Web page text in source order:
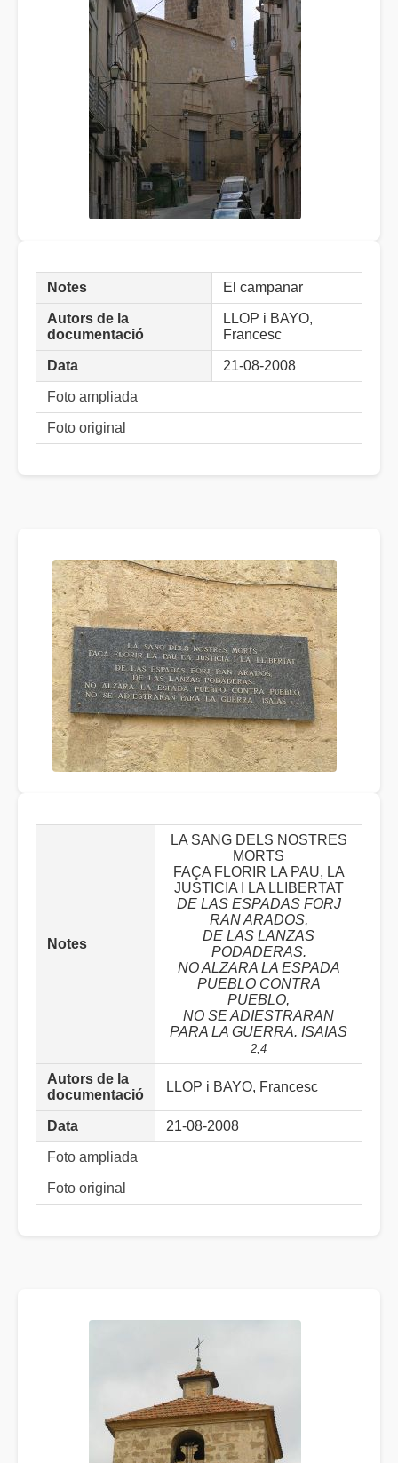
Notes El campanar
Autors de la
documentació
LLOP i BAYO,
Francesc
Data 21-08-2008
Foto ampliada
Foto original
Notes
LA SANG DELS NOSTRES
MORTS
FAÇA FLORIR LA PAU, LA
JUSTICIA I LA LLIBERTAT
DE LAS ESPADAS FORJ
RAN ARADOS,
DE LAS LANZAS
PODADERAS.
NO ALZARA LA ESPADA
PUEBLO CONTRA
PUEBLO,
NO SE ADIESTRARAN
PARA LA GUERRA. ISAIAS
2,4
Autors de la
documentació
LLOP i BAYO, Francesc
Data 21-08-2008
Foto ampliada
Foto original